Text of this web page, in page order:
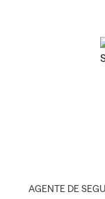
AGENTE DE